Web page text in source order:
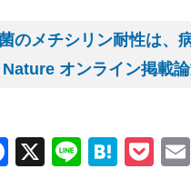
のメチシリン耐性は、
オンライン掲載
Facebook
X Line